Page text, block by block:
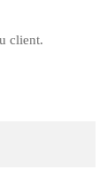
client.